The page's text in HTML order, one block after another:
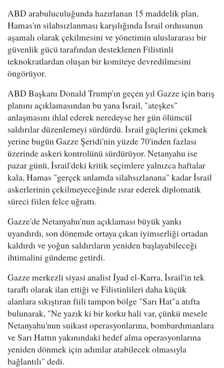
ABD arabuluculuğunda hazırlanan 15 maddelik plan,
Hamas'ın silahsızlanması karşılığında İsrail ordusunun
aşamalı olarak çekilmesini ve yönetimin uluslararası bir
güvenlik gücü tarafından desteklenen Filistinli
teknokratlardan oluşan bir komiteye devredilmesini
öngörüyor.
ABD Başkanı Donald Trump'ın geçen yıl Gazze için barış
planını açıklamasından bu yana İsrail, "ateşkes"
anlaşmasını ihlal ederek neredeyse her gün ölümcül
saldırılar düzenlemeyi sürdürdü. İsrail güçlerini çekmek
yerine bugün Gazze Şeridi'nin yüzde 70'inden fazlası
üzerinde askeri kontrolünü sürdürüyor. Netanyahu ise
pazar günü, İsrail'deki kritik seçimlere yalnızca haftalar
kala, Hamas "gerçek anlamda silahsızlanana" kadar İsrail
askerlerinin çekilmeyeceğinde ısrar ederek diplomatik
süreci fiilen felce uğrattı.
Gazze'de Netanyahu'nun açıklaması büyük yankı
uyandırdı, son dönemde ortaya çıkan iyimserliği ortadan
kaldırdı ve yoğun saldırıların yeniden başlayabileceği
ihtimalini gündeme getirdi.
Gazze merkezli siyasi analist İyad el-Karra, İsrail'in tek
taraflı olarak ilan ettiği ve Filistinlileri daha küçük
alanlara sıkıştıran fiili tampon bölge "Sarı Hat"a atıfta
bulunarak, "Ne yazık ki bir korku hali var, çünkü mesele
Netanyahu'nun suikast operasyonlarına, bombardımanlara
ve Sarı Hattın yakınındaki hedef alma operasyonlarına
yeniden dönmek için adımlar atabilecek olmasıyla
bağlantılı" dedi.